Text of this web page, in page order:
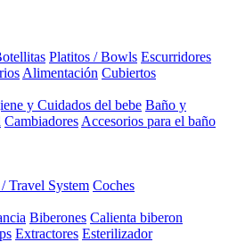
Platitos / Bowls Escurridores
Alimentación Cubiertos
y Cuidados del bebe Baño y
Cambiadores Accesorios para el baño
Travel System Coches
Biberones Calienta biberon
Extractores Esterilizador